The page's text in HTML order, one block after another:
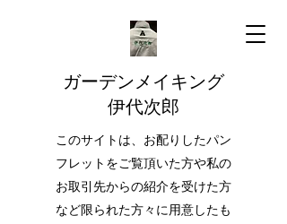
ガーデンメイキング
伊代次郎
このサイトは、お配りしたパン
フレットをご覧頂いた方や私の
お取引先からの紹介を受けた方
など限られた方々に用意したも